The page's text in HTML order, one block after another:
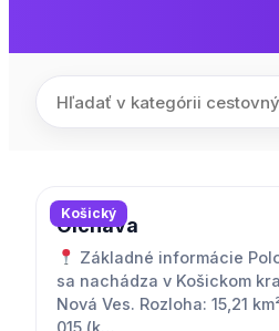
Košický
Olcnava
Základné informácie
sa nachádza v Košickom
Nová Ves. Rozloha: 15,21
015 (k…